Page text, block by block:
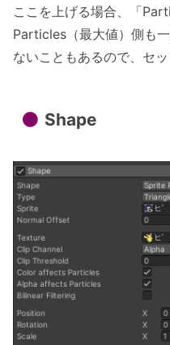
ここを上げる場合、「
Particles（最大値）側も
ないこともあるので、セ
Shape